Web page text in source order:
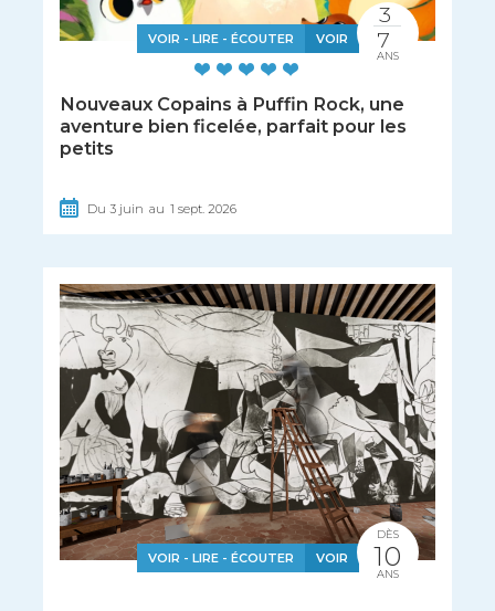
VOIR - LIRE - ÉCOUTER VOIR
Nouveaux Copains à Puffin Rock, une
aventure bien ficelée, parfait pour les
petits
Du3 juin au 1sept. 2026
3
7
ANS
VOIR - LIRE - ÉCOUTER VOIR
DÈS
10
ANS